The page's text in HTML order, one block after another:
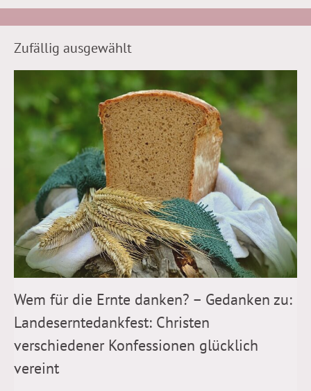
Zufällig ausgewählt
Wem für die Ernte danken? – Gedanken zu:
Landeserntedankfest: Christen
verschiedener Konfessionen glücklich
vereint